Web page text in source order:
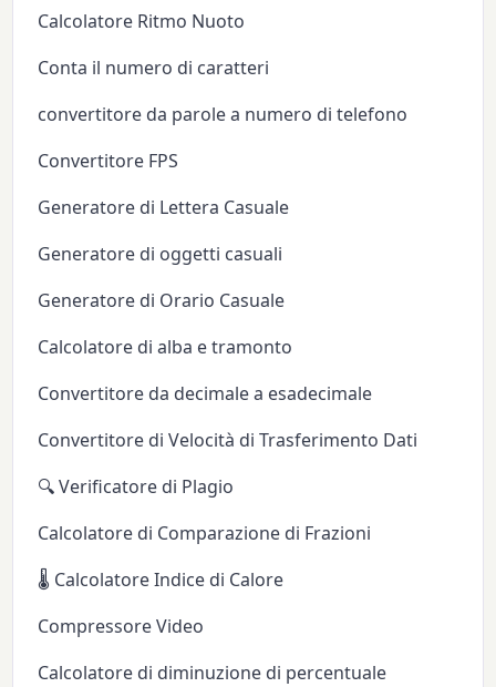
Calcolatore Ritmo Nuoto
Conta il numero di caratteri
convertitore da parole a numero di telefono
Convertitore FPS
Generatore di Lettera Casuale
Generatore di oggetti casuali
Generatore di Orario Casuale
Calcolatore di alba e tramonto
Convertitore da decimale a esadecimale
Convertitore di Velocità di Trasferimento Dati
🔍 Verificatore di Plagio
Calcolatore di Comparazione di Frazioni
🌡️ Calcolatore Indice di Calore
Compressore Video
Calcolatore di diminuzione di percentuale